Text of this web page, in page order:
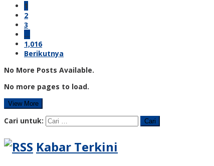
1
2
3
…
1,016
Berikutnya
No More Posts Available.
No more pages to load.
View More
Cari untuk:
Kabar Terkini